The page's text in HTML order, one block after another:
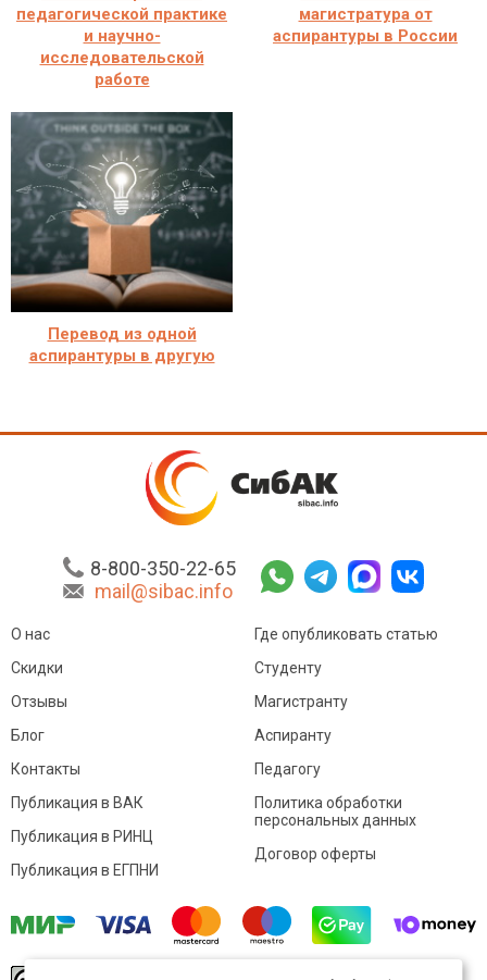
педагогической практике
и научно-
исследовательской
работе
магистратура от
аспирантуры в России
Перевод из одной
аспирантуры в другую
8-800-350-22-65
mail@sibac.info
О нас
Скидки
Отзывы
Блог
Контакты
Где опубликовать статью
Студенту
Магистранту
Аспиранту
Педагогу
Публикация в ВАК
Публикация в РИНЦ
Публикация в ЕГПНИ
Политика обработки
персональных данных
Договор оферты